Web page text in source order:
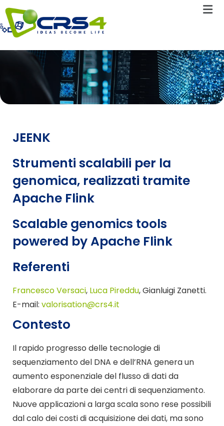
JEENK
Strumenti scalabili per la
genomica, realizzati tramite
Apache Flink
Scalable genomics tools
powered by Apache Flink
Referenti
Francesco Versaci, Luca Pireddu, Gianluigi Zanetti.
E-mail: valorisation@crs4.it
Contesto
Il rapido progresso delle tecnologie di
sequenziamento del DNA e dell’RNA genera un
aumento esponenziale del flusso di dati da
elaborare da parte dei centri di sequenziamento.
Nuove applicazioni a larga scala sono rese possibili
dal calo dei costi di acquisizione dei dati, ma sono